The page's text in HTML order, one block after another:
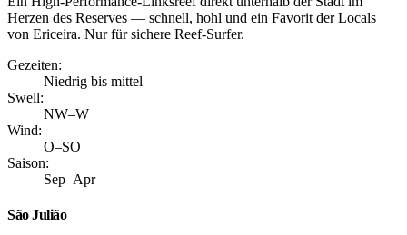
Herzen des Reserves — schnell, hohl und ein Favorit der Locals
von Ericeira. Nur für sichere Reef-Surfer.
Gezeiten:
Niedrig bis mittel
Swell:
NW–W
Wind:
O–SO
Saison:
Sep–Apr
São Julião